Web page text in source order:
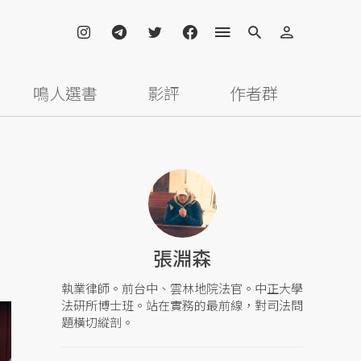
鳴人選書 影評 作者群
張淵森
執業律師。前台中、雲林地院法官。中正大學
法研所博士班。站在實務的最前線，對司法問
題橫切縱剖。